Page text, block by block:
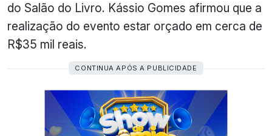
do Salão do Livro. Kássio Gomes afirmou que a
realização do evento estar orçado em cerca de
R$35 mil reais.
CONTINUA APÓS A PUBLICIDADE